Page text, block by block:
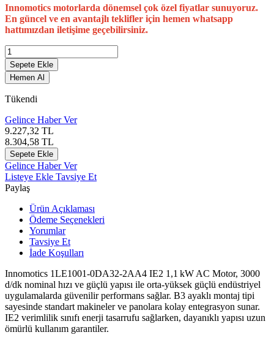
Innomotics motorlarda dönemsel çok özel fiyatlar sunuyoruz.
En güncel ve en avantajlı teklifler için hemen whatsapp
hattımızdan iletişime geçebilirsiniz.
Sepete Ekle
Hemen Al
Tükendi
Gelince Haber Ver
9.227,32 TL
8.304,58 TL
Sepete Ekle
Gelince Haber Ver
Listeye Ekle Tavsiye Et
Paylaş
Ürün Açıklaması
Ödeme Seçenekleri
Yorumlar
Tavsiye Et
İade Koşulları
Innomotics 1LE1001-0DA32-2AA4 IE2 1,1 kW AC Motor, 3000
d/dk nominal hızı ve güçlü yapısı ile orta-yüksek güçlü endüstriyel
uygulamalarda güvenilir performans sağlar. B3 ayaklı montaj tipi
sayesinde standart makineler ve panolara kolay entegrasyon sunar.
IE2 verimlilik sınıfı enerji tasarrufu sağlarken, dayanıklı yapısı uzun
ömürlü kullanım garantiler.